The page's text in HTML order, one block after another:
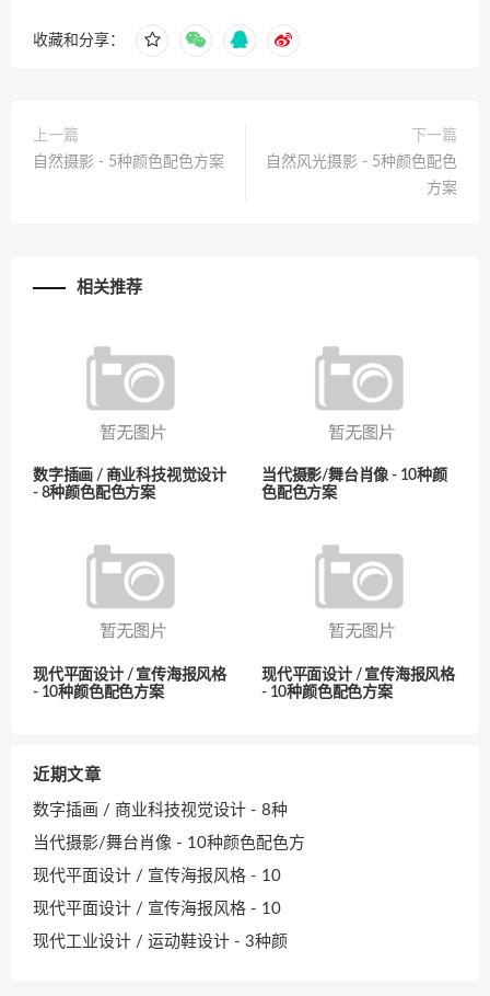
收藏和分享：
上一篇
自然摄影 - 5种颜色配色方案
下一篇
自然风光摄影 - 5种颜色配色
方案
相关推荐
数字插画 / 商业科技视觉设计
- 8种颜色配色方案
当代摄影/舞台肖像 - 10种颜
色配色方案
现代平面设计 / 宣传海报风格
- 10种颜色配色方案
现代平面设计 / 宣传海报风格
- 10种颜色配色方案
近期文章
数字插画 / 商业科技视觉设计 - 8种
当代摄影/舞台肖像 - 10种颜色配色方
现代平面设计 / 宣传海报风格 - 10
现代平面设计 / 宣传海报风格 - 10
现代工业设计 / 运动鞋设计 - 3种颜